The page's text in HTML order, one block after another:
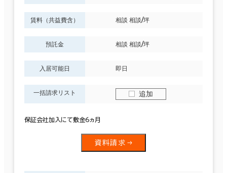
賃料（共益費含） 相談 相談/坪
預託金 相談 相談/坪
入居可能日 即日
一括請求リスト 追加
保証会社加入にて敷金6ヵ月
資料請求